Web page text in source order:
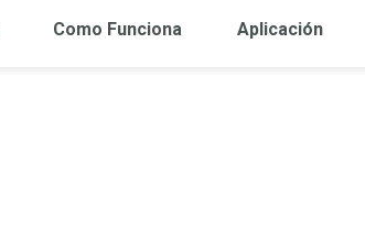
Como Funciona Aplicación